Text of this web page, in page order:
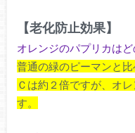
【老化防止効果】
オレンジのパプリカは
普通の緑のピーマンと
Ｃは約２倍ですが、オ
す。